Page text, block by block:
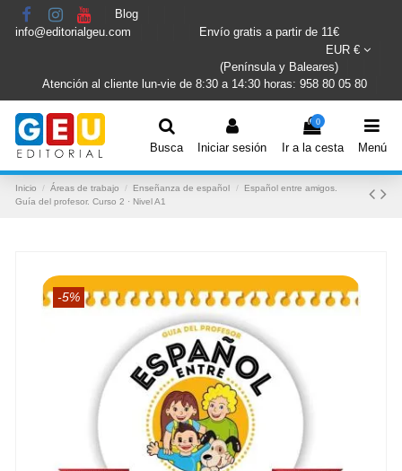
Blog
info@editorialgeu.com
Envío gratis a partir de 11€
EUR €
(Península y Baleares)
Atención al cliente lun-vie de 8:30 a 14:30 horas: 958 80 05 80
Busca Iniciar sesión
0
Ir a la cesta Menú
Inicio Áreas de trabajo Enseñanza de español
Español entre amigos.
Guía del profesor. Curso 2 · Nivel A1
-5%